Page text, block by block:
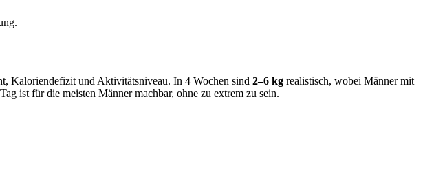
Kaloriendefizit und Aktivitätsniveau. In 4 Wochen sind 2–6 kg realistisch, wobei Männer mit
ist für die meisten Männer machbar, ohne zu extrem zu sein.